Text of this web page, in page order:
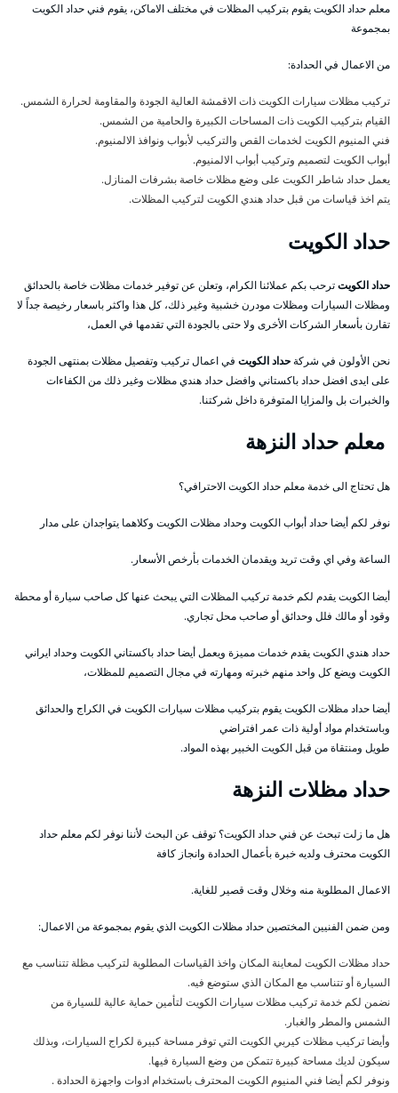
معلم حداد الكويت يقوم بتركيب المظلات في مختلف الاماكن، يقوم فني حداد الكويت
بمجموعة
من الاعمال في الحدادة:
تركيب مظلات سيارات الكويت ذات الاقمشة العالية الجودة والمقاومة لحرارة الشمس.
القيام بتركيب الكويت ذات المساحات الكبيرة والحامية من الشمس.
فني المنيوم الكويت لخدمات القص والتركيب لأبواب ونوافذ الالمنيوم.
أبواب الكويت لتصميم وتركيب أبواب الالمنيوم.
يعمل حداد شاطر الكويت على وضع مظلات خاصة بشرفات المنازل.
يتم اخذ قياسات من قبل حداد هندي الكويت لتركيب المظلات.
حداد الكويت
حداد الكويتترحب بكم عملائنا الكرام، وتعلن عن توفير خدمات مظلات خاصة بالحدائق
ومظلات السيارات ومظلات مودرن خشبية وغير ذلك، كل هذا واكثر باسعار رخيصة جداً لا
تقارن بأسعار الشركات الأخرى ولا حتى بالجودة التي تقدمها في العمل،
نحن الأولون في شركةحداد الكويت في اعمال تركيب وتفصيل مظلات بمنتهى الجودة
على ايدى افضل حداد باكستاني وافضل حداد هندي مظلات وغير ذلك من الكفاءات
والخبرات بل والمزايا المتوفرة داخل شركتنا.
معلم حداد النزهة
هل تحتاج الى خدمة معلم حداد الكويت الاحترافي؟
نوفر لكم أيضا حداد أبواب الكويت وحداد مظلات الكويت وكلاهما يتواجدان على مدار
الساعة وفي اي وقت تريد ويقدمان الخدمات بأرخص الأسعار.
أيضا الكويت يقدم لكم خدمة تركيب المظلات التي يبحث عنها كل صاحب سيارة أو محطة
وقود أو مالك فلل وحدائق أو صاحب محل تجاري.
حداد هندي الكويت يقدم خدمات مميزة ويعمل أيضا حداد باكستاني الكويت وحداد ايراني
الكويت ويضع كل واحد منهم خبرته ومهارته في مجال التصميم للمظلات،
أيضا حداد مظلات الكويت يقوم بتركيب مظلات سيارات الكويت في الكراج والحدائق
وباستخدام مواد أولية ذات عمر افتراضي
طويل ومنتقاة من قبل الكويت الخبير بهذه المواد.
حداد مظلات النزهة
هل ما زلت تبحث عن فني حداد الكويت؟ توقف عن البحث لأننا نوفر لكم معلم حداد
الكويت محترف ولديه خبرة بأعمال الحدادة وانجاز كافة
الاعمال المطلوبة منه وخلال وقت قصير للغاية.
ومن ضمن الفنيين المختصين حداد مظلات الكويت الذي يقوم بمجموعة من الاعمال:
حداد مظلات الكويت لمعاينة المكان واخذ القياسات المطلوبة لتركيب مظلة تتناسب مع
السيارة أو تتناسب مع المكان الذي ستوضع فيه.
نضمن لكم خدمة تركيب مظلات سيارات الكويت لتأمين حماية عالية للسيارة من
الشمس والمطر والغبار.
وأيضا تركيب مظلات كيربي الكويت التي توفر مساحة كبيرة لكراج السيارات، وبذلك
سيكون لديك مساحة كبيرة تتمكن من وضع السيارة فيها.
ونوفر لكم أيضا فني المنيوم الكويت المحترف باستخدام ادوات واجهزة الحدادة .